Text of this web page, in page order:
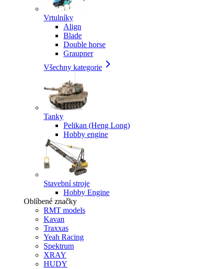
Vrtulníky
Align
Blade
Double horse
Graupner
Všechny kategorie
Tanky
Pelikan (Heng Long)
Hobby engine
Stavební stroje
Hobby Engine
Oblíbené značky
RMT models
Kavan
Traxxas
Yeah Racing
Spektrum
XRAY
HUDY